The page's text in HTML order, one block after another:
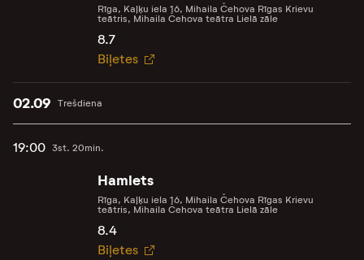
Rīga, Kaļķu iela 16, Mihaila Čehova Rīgas Krievu
teātris, Mihaila Čehova teātra Lielā zāle
8.7
Biļetes
Trešdiena
02.09
19:00 3st. 20min.
Hamlets
Rīga, Kaļķu iela 16, Mihaila Čehova Rīgas Krievu
teātris, Mihaila Čehova teātra Lielā zāle
8.4
Biļetes